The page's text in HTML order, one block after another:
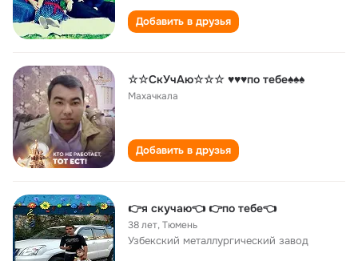
Добавить в друзья
☆☆СкУчАю☆☆☆ ♥♥♥по тебе♠♠♠
Махачкала
Добавить в друзья
👉я скучаю👈 👉по тебе👈
38 лет,Тюмень
Узбекский металлургический завод